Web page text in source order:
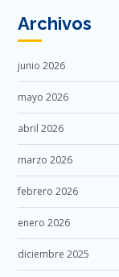
Archivos
junio 2026
mayo 2026
abril 2026
marzo 2026
febrero 2026
enero 2026
diciembre 2025